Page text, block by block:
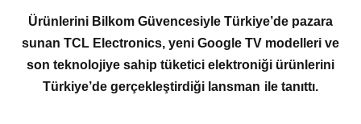
Ürünlerini Bilkom Güvencesiyle Türkiye’de pazara
sunan TCL Electronics, yeni Google TV modelleri ve
son teknolojiye sahip tüketici elektroniği ürünlerini
Türkiye’de gerçekleştirdiği lansman ile tanıttı.